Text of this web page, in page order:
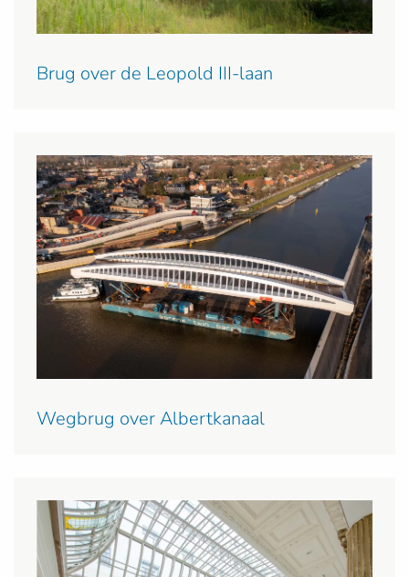
Brug over de Leopold III-laan
Wegbrug over Albertkanaal